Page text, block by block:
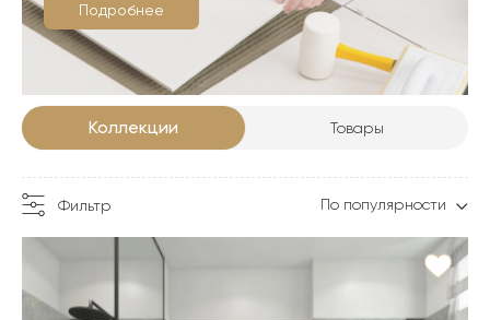
Подробнее
Коллекции Товары
Фильтр По популярности